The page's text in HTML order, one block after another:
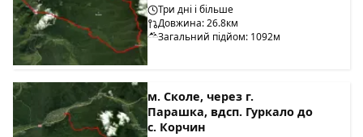
Три дні і більше
Довжина: 26.8км
Загальний підйом: 1092м
м. Сколе, через г.
Парашка, вдсп. Гуркало до
с. Корчин